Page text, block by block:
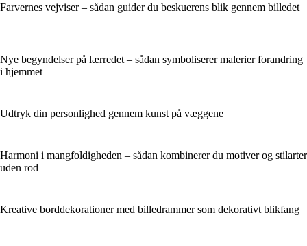
Farvernes vejviser – sådan guider du beskuerens blik gennem billedet
Nye begyndelser på lærredet – sådan symboliserer malerier forandring
i hjemmet
Udtryk din personlighed gennem kunst på væggene
Harmoni i mangfoldigheden – sådan kombinerer du motiver og stilarter
uden rod
Kreative borddekorationer med billedrammer som dekorativt blikfang